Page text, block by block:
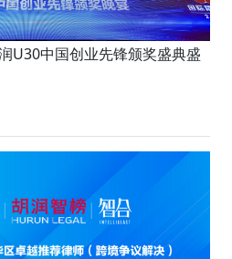
U30中国创业先锋颁奖盛典盛